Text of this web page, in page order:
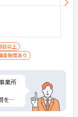
日以上
金制度あり
業所
を大